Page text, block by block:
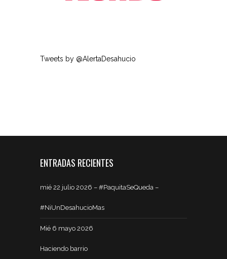
Tweets by @AlertaDesahucio
ENTRADAS RECIENTES
mié 22 julio 2026 – #PaquitaSeQueda –
#NiUnDesahucioMas
Mié 6 mayo 2026
Haciendo barrio